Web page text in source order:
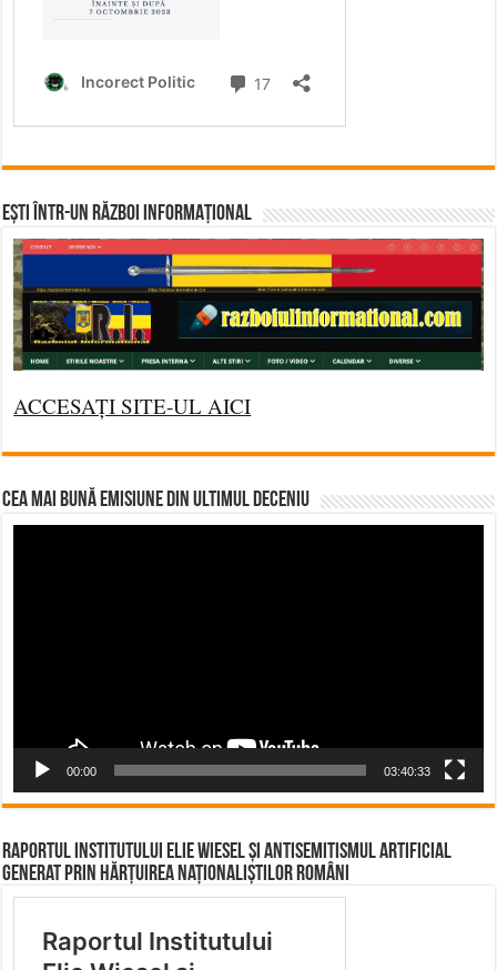
Ești într-un RĂZBOI INFORMAȚIONAL
ACCESAȚI SITE-UL AICI
CEA MAI BUNĂ EMISIUNE DIN ULTIMUL DECENIU
00:00 03:40:33
Raportul Institutului Elie Wiesel și Antisemitismul Artificial
Generat prin Hărțuirea Naționaliștilor Români